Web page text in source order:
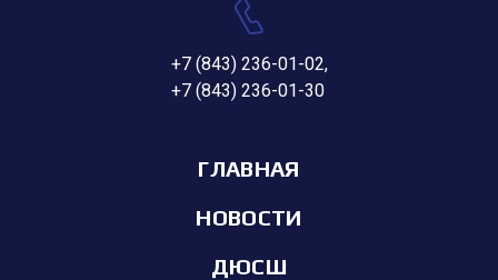
+7 (843) 236-01-02,
+7 (843) 236-01-30
ГЛАВНАЯ
НОВОСТИ
ДЮСШ